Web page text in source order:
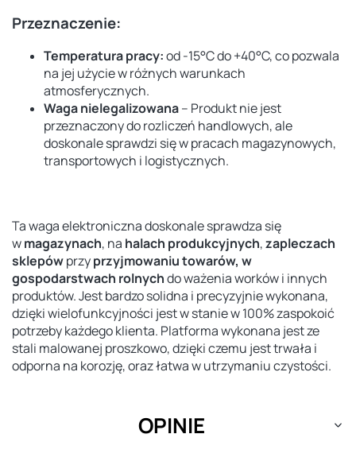
Przeznaczenie:
Temperatura pracy:od -15°C do +40°C, co pozwala
na jej użycie w różnych warunkach
atmosferycznych.
Waga nielegalizowana– Produkt nie jest
przeznaczony do rozliczeń handlowych, ale
doskonale sprawdzi się w pracach magazynowych,
transportowych i logistycznych.
Ta waga elektroniczna doskonale sprawdza się
wmagazynach, na halach produkcyjnych,zapleczach
sklepówprzyprzyjmowaniu towarów, w
gospodarstwach rolnychdo ważenia worków i innych
produktów. Jest bardzo solidna i precyzyjnie wykonana,
dzięki wielofunkcyjności jest w stanie w 100% zaspokoić
potrzeby każdego klienta. Platforma wykonana jest ze
stali malowanej proszkowo, dzięki czemu jest trwała i
odporna na korozję, oraz łatwa w utrzymaniu czystości.
OPINIE